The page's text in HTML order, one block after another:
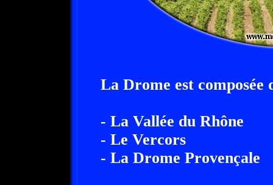
La Drome est composée
- La Vallée du Rhône
- Le Vercors
- La Drome Provençale